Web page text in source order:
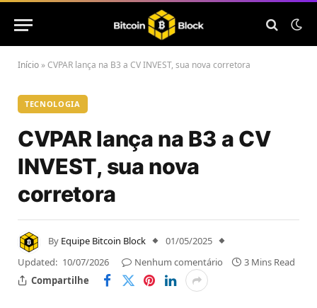
Início »CVPAR lança na B3 a CV INVEST, sua nova corretora
TECNOLOGIA
CVPAR lança na B3 a CV
INVEST, sua nova
corretora
By Equipe Bitcoin Block
01/05/2025
Updated: 10/07/2026 Nenhum comentário
3 Mins Read
Compartilhe